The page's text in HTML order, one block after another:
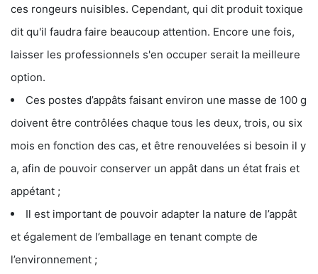
ces rongeurs nuisibles. Cependant, qui dit produit toxique
dit qu'il faudra faire beaucoup attention. Encore une fois,
laisser les professionnels s'en occuper serait la meilleure
option.
Ces postes d’appâts faisant environ une masse de 100 g
doivent être contrôlées chaque tous les deux, trois, ou six
mois en fonction des cas, et être renouvelées si besoin il y
a, afin de pouvoir conserver un appât dans un état frais et
appétant ;
Il est important de pouvoir adapter la nature de l’appât
et également de l’emballage en tenant compte de
l’environnement ;